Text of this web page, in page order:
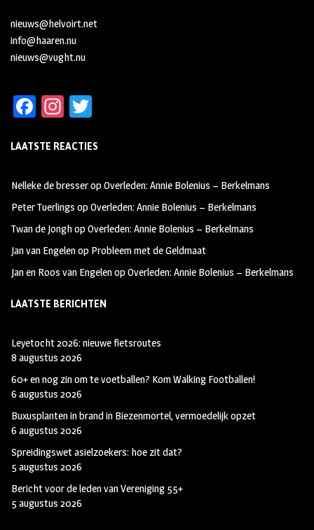
nieuws@helvoirt.net
info@haaren.nu
nieuws@vught.nu
Fa
b
oo
k
In
ag
m
tt
LAATSTE REACTIES
Nelleke de bresseropOverleden: Annie Bolenius – Berkelmans
Peter Tuerlings opOverleden: Annie Bolenius – Berkelmans
Twan de JonghopOverleden: Annie Bolenius – Berkelmans
Jan van Engelenop Probleem met de Geldmaat
Jan en Roos van EngelenopOverleden: Annie Bolenius – Berkelmans
LAATSTE BERICHTEN
Leyetocht 2026: nieuwe fietsroutes
8 augustus 2026
60+ en nog zin om te voetballen? Kom Walking Footballen!
6 augustus 2026
Buxusplanten in brand in Biezenmortel, vermoedelijk opzet
6 augustus 2026
Spreidingswet asielzoekers: hoe zit dat?
5 augustus 2026
Bericht voor de leden van Vereniging 55+
5 augustus 2026